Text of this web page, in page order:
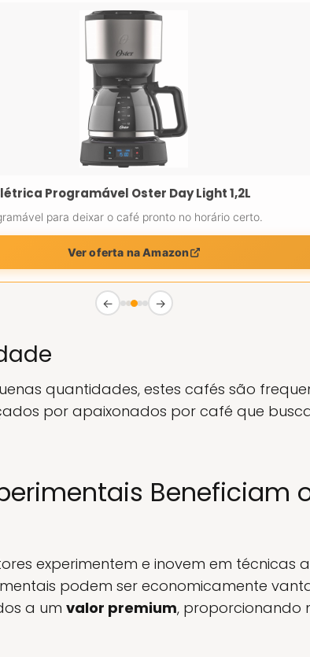
Programável Oster Day Light 1,2L
para deixar o café pronto no horário certo.
Ver oferta na Amazon
← →
quantidades, estes cafés são
por apaixonados por café que
Beneficiam
experimentem e inovem em técnicas
podem ser economicamente
a um valor premium, proporcionando